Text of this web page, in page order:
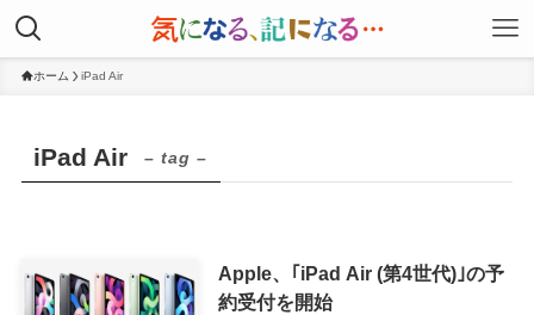
ホーム iPad Air
iPad Air – tag –
Apple、｢iPad Air (第4世代)｣の予
約受付を開始